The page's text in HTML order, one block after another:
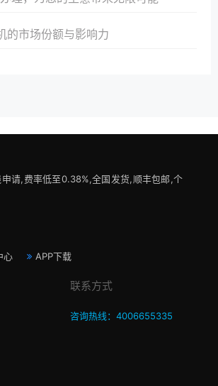
的市场份额与影响力
请,费率低至0.38%,全国发货,顺丰包邮,个
心 APP下载
联系方式
咨询热线：4006655335